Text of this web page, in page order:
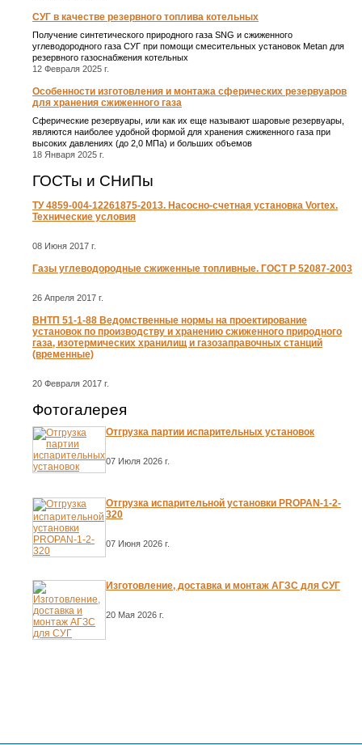
СУГ в качестве резервного топлива котельных
Получение синтетического природного газа SNG и сжиженного
углеводородного газа СУГ при помощи смесительных установок Metan для
резервного газоснабжения котельных
12 Февраля 2025 г.
Особенности изготовления и монтажа сферических резервуаров
для хранения сжиженного газа
Сферические резервуары, или как их еще называют шаровые резервуары,
являются наиболее удобной формой для хранения сжиженного газа при
высоких давлениях (до 2,0 МПа) и больших объемов
18 Января 2025 г.
ГОСТы и СНиПы
ТУ 4859-004-12261875-2013. Насосно-счетная установка Vortex.
Технические условия
08 Июня 2017 г.
Газы углеводородные сжиженные топливные. ГОСТ Р 52087-2003
26 Апреля 2017 г.
ВНТП 51-1-88 Ведомственные нормы на проектирование
установок по производству и хранению сжиженного природного
газа, изотермических хранилищ и газозаправочных станций
(временные)
20 Февраля 2017 г.
Фотогалерея
Отгрузка партии испарительных установок
07 Июля 2026 г.
Отгрузка испарительной установки PROPAN-1-2-
320
07 Июня 2026 г.
Изготовление, доставка и монтаж АГЗС для СУГ
20 Мая 2026 г.